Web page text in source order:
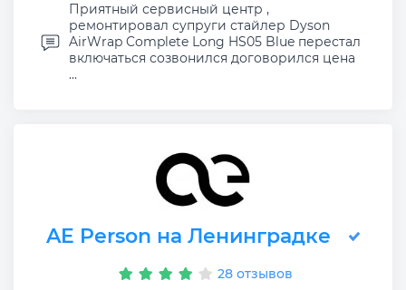
Приятный сервисный центр ,
ремонтировал супруги стайлер Dyson
AirWrap Complete Long HS05 Blue перестал
включаться созвонился договорился цена
...
AE Person на Ленинградке
28 отзывов